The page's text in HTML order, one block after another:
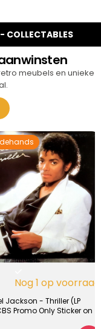
COLLECTABLES
meubels en unieke
Nog 1 op voorraad
Jackson - Thriller (LP
Promo Only Sticker on